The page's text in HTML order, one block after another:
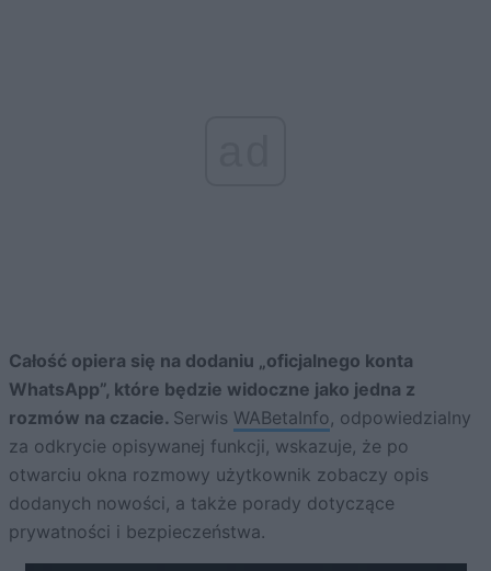
Całość opiera się na dodaniu „oficjalnego konta
WhatsApp”, które będzie widoczne jako jedna z
rozmów na czacie. Serwis WABetaInfo, odpowiedzialny
za odkrycie opisywanej funkcji, wskazuje, że po
otwarciu okna rozmowy użytkownik zobaczy opis
dodanych nowości, a także porady dotyczące
prywatności i bezpieczeństwa.